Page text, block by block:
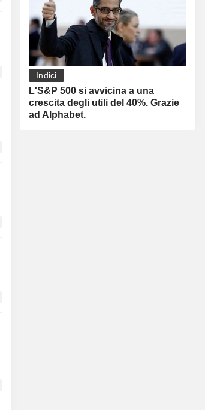
Indici
L'S&P 500 si avvicina a una
crescita degli utili del 40%. Grazie
ad Alphabet.